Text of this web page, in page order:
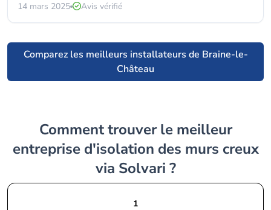
14 mars 2025 Avis vérifié
Comparez les meilleurs installateurs de Braine-le-
Château
Comment trouver le meilleur
entreprise d'isolation des murs creux
via Solvari ?
1